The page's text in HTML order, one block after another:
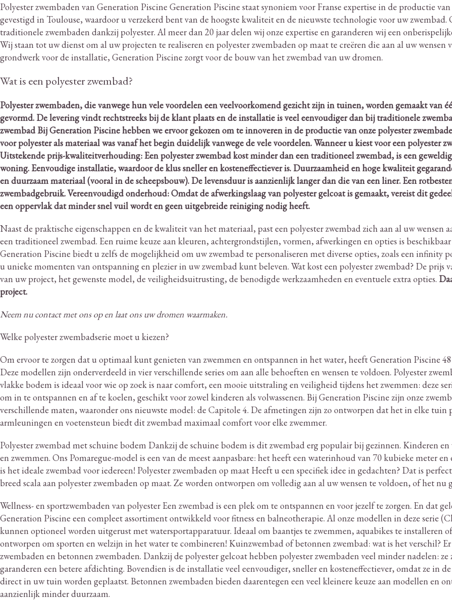
Polyester zwembaden van Generation Piscine Generation Piscine staat synoniem voor Franse expertise in de productie
gevestigd in Toulouse, waardoor u verzekerd bent van de hoogste kwaliteit en de nieuwste technologie voor uw zwembad.
traditionele zwembaden dankzij polyester. Al meer dan 20 jaar delen wij onze expertise en garanderen wij een
Wij staan ​​tot uw dienst om al uw projecten te realiseren en polyester zwembaden op maat te creëren die aan al uw wensen
grondwerk voor de installatie, Generation Piscine zorgt voor de bouw van het zwembad van uw dromen.
Wat is een polyester zwembad?
Polyester zwembaden, die vanwege hun vele voordelen een veelvoorkomend gezicht zijn in tuinen, worden gemaakt van
gevormd. De levering vindt rechtstreeks bij de klant plaats en de installatie is veel eenvoudiger dan bij traditionele
zwembad Bij Generation Piscine hebben we ervoor gekozen om te innoveren in de productie van onze polyester
voor polyester als materiaal was vanaf het begin duidelijk vanwege de vele voordelen.Wanneer u kiest voor een polyester
Uitstekende prijs-kwaliteitverhouding: Een polyester zwembad kost minder dan een traditioneel zwembad, is een
woning. Eenvoudige installatie, waardoor de klus sneller en kosteneffectiever is. Duurzaamheid en hoge kwaliteit
en duurzaam materiaal (vooral in de scheepsbouw). De levensduur is aanzienlijk langer dan die van een liner. Een
zwembadgebruik. Vereenvoudigd onderhoud: Omdat de afwerkingslaag van polyester gelcoat is gemaakt, vereist dit
een oppervlak dat minder snel vuil wordt en geen uitgebreide reiniging nodig heeft.
Naast de praktische eigenschappen en de kwaliteit van het materiaal, past een polyester zwembad zich aan al uw wensen
een traditioneel zwembad. Een ruime keuze aan kleuren, achtergrondstijlen, vormen, afwerkingen en opties is
Generation Piscine biedt u zelfs de mogelijkheid om uw zwembad te personaliseren met diverse opties, zoals een infinity
u unieke momenten van ontspanning en plezier in uw zwembad kunt beleven. Wat kost een polyester zwembad? De prijs
van uw project, het gewenste model, de veiligheidsuitrusting, de benodigde werkzaamheden en eventuele extra opties.
project.
Neem nu contact met ons op en laat ons uw dromen waarmaken.
Welke polyester zwembadserie moet u kiezen?
Om ervoor te zorgen dat u optimaal kunt genieten van zwemmen en ontspannen in het water, heeft Generation Piscine
Deze modellen zijn onderverdeeld in vier verschillende series om aan alle behoeften en wensen te voldoen. Polyester
vlakke bodem is ideaal voor wie op zoek is naar comfort, een mooie uitstraling en veiligheid tijdens het zwemmen: deze
om in te ontspannen en af ​​te koelen, geschikt voor zowel kinderen als volwassenen. Bij Generation Piscine zijn onze
verschillende maten, waaronder ons nieuwste model: de Capitole 4. De afmetingen zijn zo ontworpen dat het in elke tuin
armleuningen en voetensteun biedt dit zwembad maximaal comfort voor elke zwemmer.
Polyester zwembad met schuine bodem Dankzij de schuine bodem is dit zwembad erg populair bij gezinnen. Kinderen en
en zwemmen. Ons Pomaregue-model is een van de meest aanpasbare: het heeft een waterinhoud van 70 kubieke meter
is het ideale zwembad voor iedereen! Polyester zwembaden op maat Heeft u een specifiek idee in gedachten? Dat is
breed scala aan polyester zwembaden op maat. Ze worden ontworpen om volledig aan al uw wensen te voldoen, of het
Wellness- en sportzwembaden van polyester Een zwembad is een plek om te ontspannen en voor jezelf te zorgen. En dat
Generation Piscine een compleet assortiment ontwikkeld voor fitness en balneotherapie. Al onze modellen in deze serie
kunnen optioneel worden uitgerust met watersportapparatuur. Ideaal om baantjes te zwemmen, aquabikes te installeren of
ontworpen om sporten en welzijn in het water te combineren! Kuinzwembad of betonnen zwembad: wat is het verschil?
zwembaden en betonnen zwembaden. Dankzij de polyester gelcoat hebben polyester zwembaden veel minder nadelen:
garanderen een betere afdichting. Bovendien is de installatie veel eenvoudiger, sneller en kosteneffectiever, omdat ze in
direct in uw tuin worden geplaatst. Betonnen zwembaden bieden daarentegen een veel kleinere keuze aan modellen en
aanzienlijk minder duurzaam.